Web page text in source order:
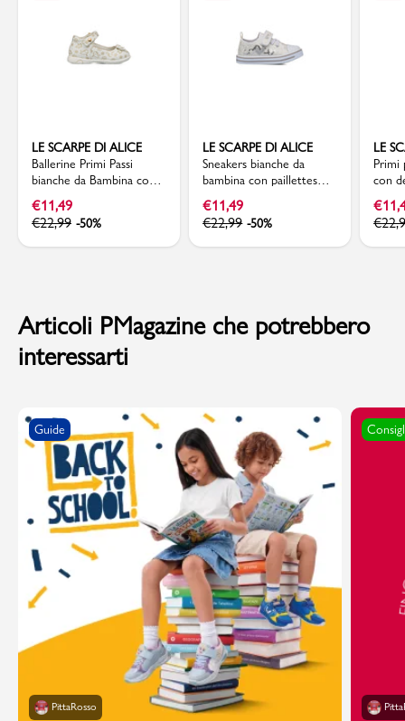
LE SCARPE DI ALICE
Ballerine Primi Passi
bianche da Bambina con
fiocco Le scarpe di Alice
€11,49
€22,99 -50%
LE SCARPE DI ALICE
Sneakers bianche da
bambina con paillettes
argento Le scarpe di Alice
€11,49
€22,99 -50%
LE
Primi
con
€
€
Articoli PMagazine che potrebbero
interessarti
Guide
PittaRosso